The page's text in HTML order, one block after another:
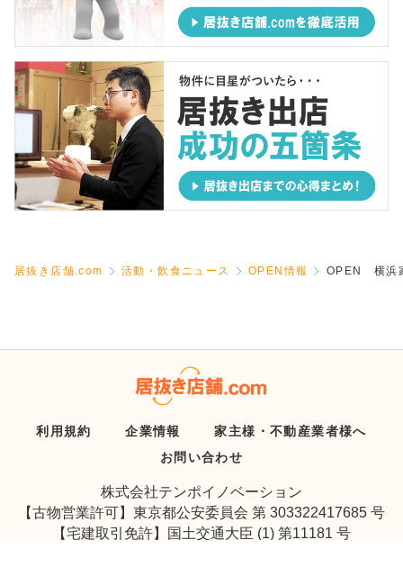
居抜き店舗.com 活動・飲食ニュース OPEN情報 OPEN 横浜
利用規約 企業情報
家主様・不動産業者様へ
お問い合わせ
株式会社テンポイノベーション
【古物営業許可】東京都公安委員会 第 303322417685 号
【宅建取引免許】国土交通大臣 (1) 第11181 号